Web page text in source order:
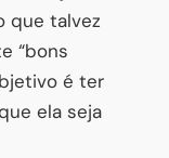
que talvez
“bons
é ter
ela seja